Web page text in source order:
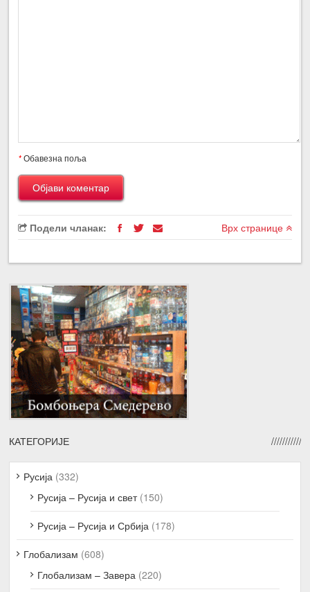
*Обавезна поља
Подели чланак: Врх странице
КАТЕГОРИЈЕ
Русија (332)
Русија – Русија и свет(150)
Русија – Русија и Србија (178)
Глобализам (608)
Глобализам – Завера (220)